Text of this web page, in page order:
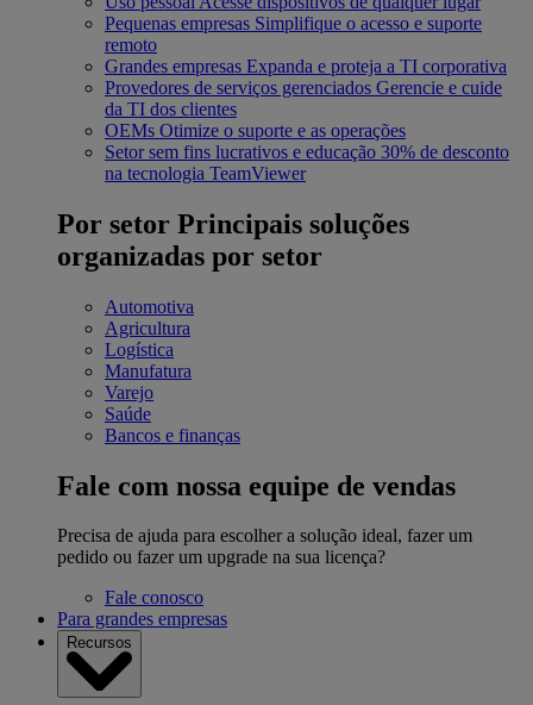
Pequenas empresas Simplifique o acesso e suporte
remoto
Grandes empresas Expanda e proteja a TI corporativa
Provedores de serviços gerenciados Gerencie e cuide
da TI dos clientes
OEMs Otimize o suporte e as operações
Setor sem fins lucrativos e educação 30% de desconto
na tecnologia TeamViewer
Por setor Principais soluções
organizadas por setor
Automotiva
Agricultura
Logística
Manufatura
Varejo
Saúde
Bancos e finanças
Fale com nossa equipe de vendas
Precisa de ajuda para escolher a solução ideal, fazer um
pedido ou fazer um upgrade na sua licença?
Fale conosco
Para grandes empresas
Recursos